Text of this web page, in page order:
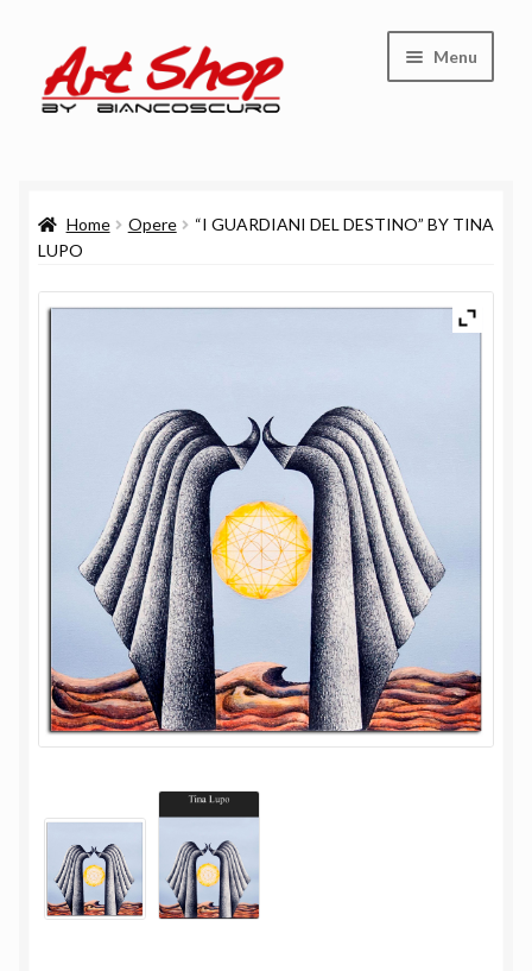
alla
navigazione
al
contenuto
Menu
Carrello
Cassa
Home Opere
“I GUARDIANI DEL DESTINO” BY TINA
LUPO